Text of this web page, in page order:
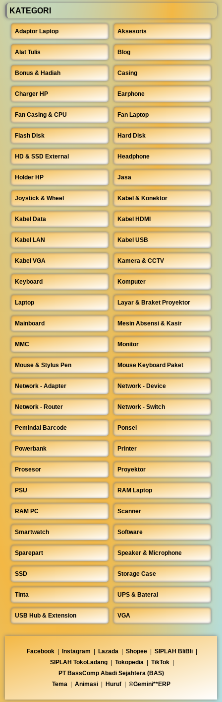
KATEGORI
Adaptor Laptop Aksesoris
Alat Tulis Blog
Bonus & Hadiah Casing
Charger HP Earphone
Fan Casing & CPU Fan Laptop
Flash Disk Hard Disk
HD & SSD External Headphone
Holder HP Jasa
Joystick & Wheel Kabel & Konektor
Kabel Data Kabel HDMI
Kabel LAN Kabel USB
Kabel VGA Kamera & CCTV
Keyboard Komputer
Laptop Layar & Braket Proyektor
Mainboard Mesin Absensi & Kasir
MMC Monitor
Mouse & Stylus Pen Mouse Keyboard Paket
Network - Adapter Network - Device
Network - Router Network - Switch
Pemindai Barcode Ponsel
Powerbank Printer
Prosesor Proyektor
PSU RAM Laptop
RAM PC Scanner
Smartwatch Software
Sparepart Speaker & Microphone
SSD Storage Case
Tinta UPS & Baterai
USB Hub & Extension VGA
Facebook | Instagram | Lazada | Shopee | SIPLAH BliBli |
SIPLAH TokoLadang | Tokopedia | TikTok |
PT BassComp Abadi Sejahtera (BAS)
Tema | Animasi | Huruf | ©Gemini**ERP